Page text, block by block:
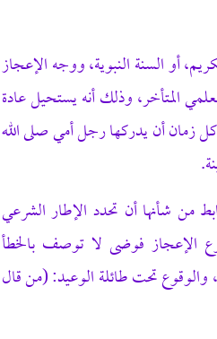
أو السنة النبوية، ووجه الإعجاز
المتأخر، وذلك أنه يستحيل عادة
كل زمان أن يدركها رجل أمي صلى الله
من شأنها أن تحدد الإطار الشرعي
الإعجاز فوضى لا توصف بالخطأ
والوقوع تحت طائلة الوعيد: (من قال